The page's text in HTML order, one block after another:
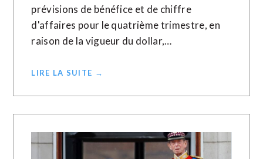
prévisions de bénéfice et de chiffre
d'affaires pour le quatrième trimestre, en
raison de la vigueur du dollar,…
LIRE LA SUITE →